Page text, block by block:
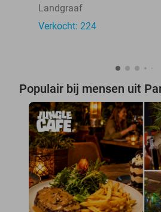
Landgraaf
Verkocht: 224
Populair bij mensen uit